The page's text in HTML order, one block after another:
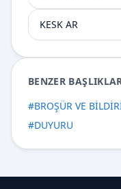
KESK AR
BENZER
#BROŞÜR VE
#DUYURU